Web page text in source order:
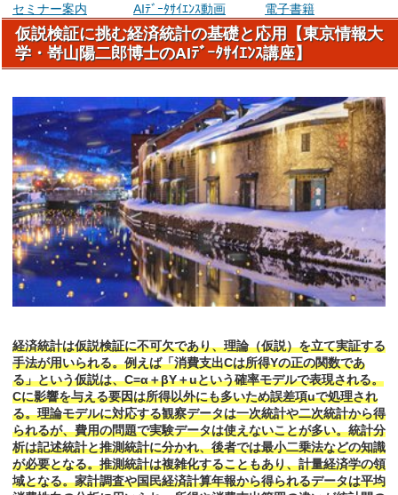
セミナー案内 AIﾃﾞｰﾀｻｲｴﾝｽ動画 電子書籍
仮説検証に挑む経済統計の基礎と応用【東京情報大
学・嵜山陽二郎博士のAIﾃﾞｰﾀｻｲｴﾝｽ講座】
経済統計は仮説検証に不可欠であり、理論（仮説）を立て実証する
手法が用いられる。例えば「消費支出Cは所得Yの正の関数であ
る」という仮説は、C=α＋βY＋uという確率モデルで表現される。
Cに影響を与える要因は所得以外にも多いため誤差項uで処理され
る。理論モデルに対応する観察データは一次統計や二次統計から得
られるが、費用の問題で実験データは使えないことが多い。統計分
析は記述統計と推測統計に分かれ、後者では最小二乗法などの知識
が必要となる。推測統計は複雑化することもあり、計量経済学の領
域となる。家計調査や国民経済計算年報から得られるデータは平均